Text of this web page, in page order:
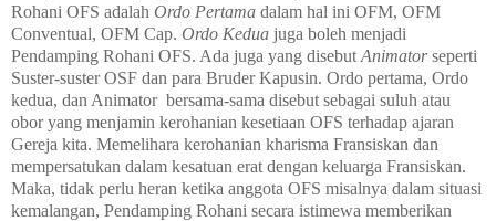
Rohani OFS adalah Ordo Pertama dalam hal ini OFM, OFM
Conventual, OFM Cap. Ordo Kedua juga boleh menjadi
Pendamping Rohani OFS. Ada juga yang disebut Animatorseperti
Suster-suster OSF dan para Bruder Kapusin. Ordo pertama, Ordo
kedua, dan Animator bersama-sama disebut sebagai suluh atau
obor yang menjamin kerohanian kesetiaan OFS terhadap ajaran
Gereja kita. Memelihara kerohanian kharisma Fransiskan dan
mempersatukan dalam kesatuan erat dengan keluarga Fransiskan.
Maka, tidak perlu heran ketika anggota OFS misalnya dalam situasi
kemalangan, Pendamping Rohani secara istimewa memberikan